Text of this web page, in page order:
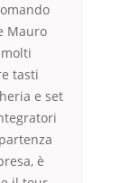
Mauro
tasti
e set
è